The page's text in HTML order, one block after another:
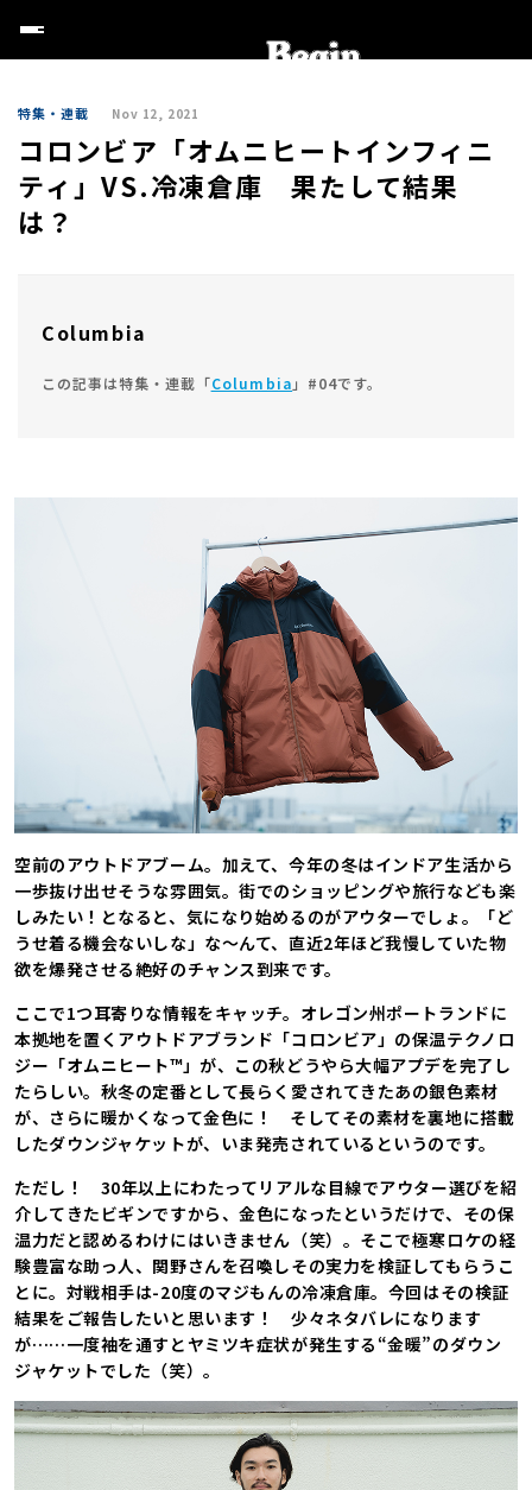
特集・連載 Nov 12, 2021
コロンビア「オムニヒートインフィニ
ティ」VS.冷凍倉庫 果たして結果
は？
Columbia
この記事は特集・連載「Columbia 」#04です。
空前のアウトドアブーム。加えて、今年の冬はインドア生活から
一歩抜け出せそうな雰囲気。街でのショッピングや旅行なども楽
しみたい！となると、気になり始めるのがアウターでしょ。「ど
うせ着る機会ないしな」な〜んて、直近2年ほど我慢していた物
欲を爆発させる絶好のチャンス到来です。
ここで1つ耳寄りな情報をキャッチ。オレゴン州ポートランドに
本拠地を置くアウトドアブランド「コロンビア」の保温テクノロ
ジー「オムニヒート™」が、この秋どうやら大幅アプデを完了し
たらしい。秋冬の定番として長らく愛されてきたあの銀色素材
が、さらに暖かくなって金色に！ そしてその素材を裏地に搭載
したダウンジャケットが、いま発売されているというのです。
ただし！ 30年以上にわたってリアルな目線でアウター選びを紹
介してきたビギンですから、金色になったというだけで、その保
温力だと認めるわけにはいきません（笑）。そこで極寒ロケの経
験豊富な助っ人、関野さんを召喚しその実力を検証してもらうこ
とに。対戦相手は-20度のマジもんの冷凍倉庫。今回はその検証
結果をご報告したいと思います！ 少々ネタバレになります
が……一度袖を通すとヤミツキ症状が発生する“金暖”のダウン
ジャケットでした（笑）。